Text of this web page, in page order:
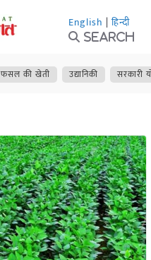
English | हिन्दी
Search
फसल की खेती उद्यानिकी सरकारी